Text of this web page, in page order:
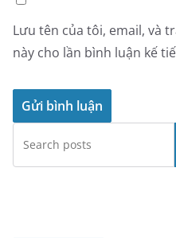
Lưu tên của tôi, email, và
này cho lần bình luận kế